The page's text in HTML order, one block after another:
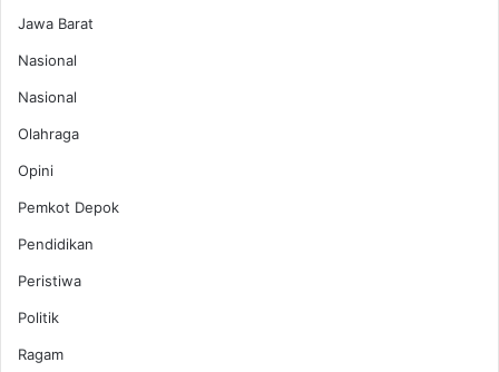
Jawa Barat
Nasional
Nasional
Olahraga
Opini
Pemkot Depok
Pendidikan
Peristiwa
Politik
Ragam